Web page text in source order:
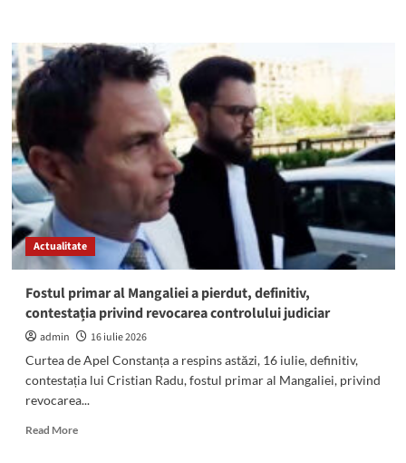
Ghinionul
se
Cristian
fostul
Judecătorii
mențin
măsura
judiciar
Actualitate
Fostul primar al Mangaliei a pierdut, definitiv,
contestația privind revocarea controlului judiciar
admin
16 iulie 2026
Curtea de Apel Constanța a respins astăzi, 16 iulie, definitiv,
contestația lui Cristian Radu, fostul primar al Mangaliei, privind
revocarea...
Read MoreRead